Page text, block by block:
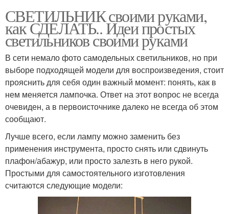
СВЕТИЛЬНИК своими руками,
как СДЕЛАТЬ.. Идеи простых
светильников своими руками
В сети немало фото самодельных светильников, но при
выборе подходящей модели для воспроизведения, стоит
прояснить для себя один важный момент: понять, как в
нем меняется лампочка. Ответ на этот вопрос не всегда
очевиден, а в первоисточнике далеко не всегда об этом
сообщают.
Лучше всего, если лампу можно заменить без
применения инструмента, просто снять или сдвинуть
плафон/абажур, или просто залезть в него рукой.
Простыми для самостоятельного изготовления
считаются следующие модели: